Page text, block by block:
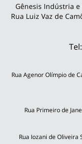
Gênesis Indústria
Rua Luiz Vaz de
Rua Agenor Olímpio de
Rua Primeiro de
Rua Iozani de Oliveira